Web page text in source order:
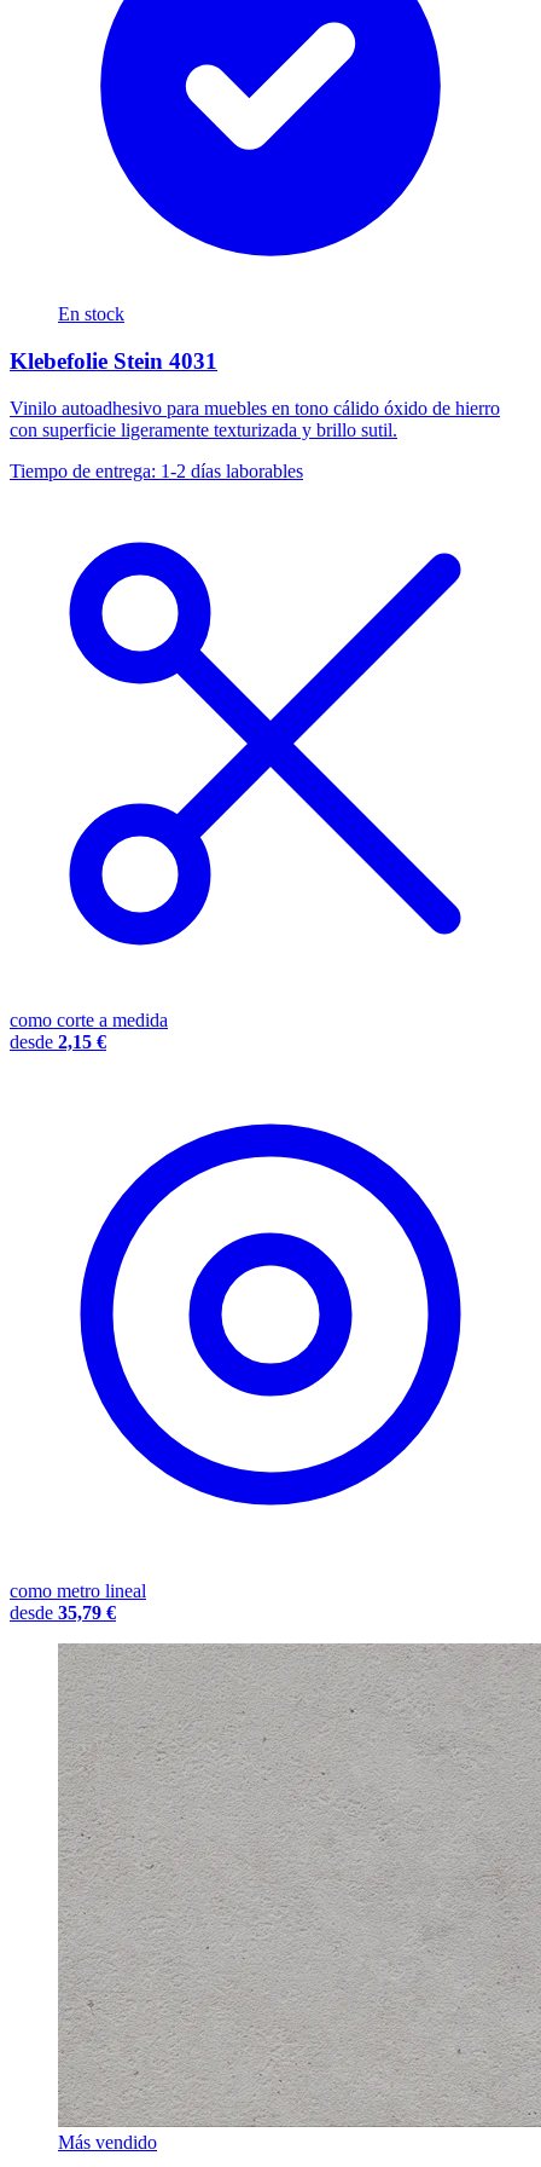
En stock
Klebefolie Stein 4031
Vinilo autoadhesivo para muebles en tono cálido óxido de hierro
con superficie ligeramente texturizada y brillo sutil.
Tiempo de entrega: 1-2 días laborables
como corte a medida
desde 2,15 €
como metro lineal
desde 35,79 €
Más vendido